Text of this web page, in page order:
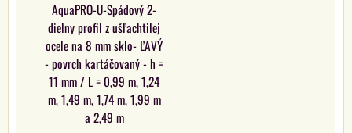
AquaPRO-U-Spádový 2-
dielny profil z ušľachtilej
ocele na 8 mm sklo- ĽAVÝ
- povrch kartáčovaný - h =
11 mm / L = 0,99 m, 1,24
m, 1,49 m, 1,74 m, 1,99 m
a 2,49 m